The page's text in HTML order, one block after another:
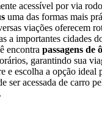
acessível por via
uma das formas mais
viações oferecem
a importantes cidades
encontra passagens de
garantindo sua
e escolha a opção ideal
ser acessada de carro